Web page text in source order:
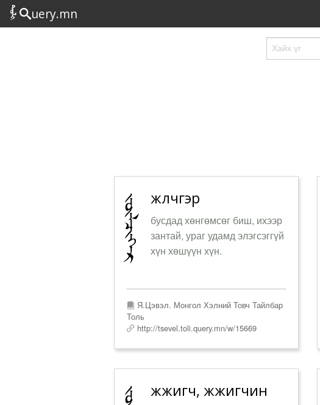
uery.mn
жүлчгэр
бусдад хөнгөмсөг биш, ихээр
зантай, ураг удамд элэгсэггүй
хүн хөшүүн хүн.
Я.Цэвэл. Монгол Хэлний Товч Тайлбар
Толь
http://tsevel.toli.query.mn/w/15669
жүжигч, жүжигчин